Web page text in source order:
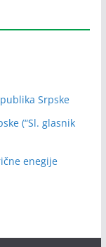
Srpske
(“Sl. glasnik
enegije